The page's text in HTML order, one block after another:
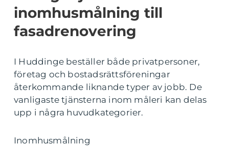
inomhusmålning till
fasadrenovering
I Huddinge beställer både privatpersoner,
företag och bostadsrättsföreningar
återkommande liknande typer av jobb. De
vanligaste tjänsterna inom måleri kan delas
upp i några huvudkategorier.
Inomhusmålning